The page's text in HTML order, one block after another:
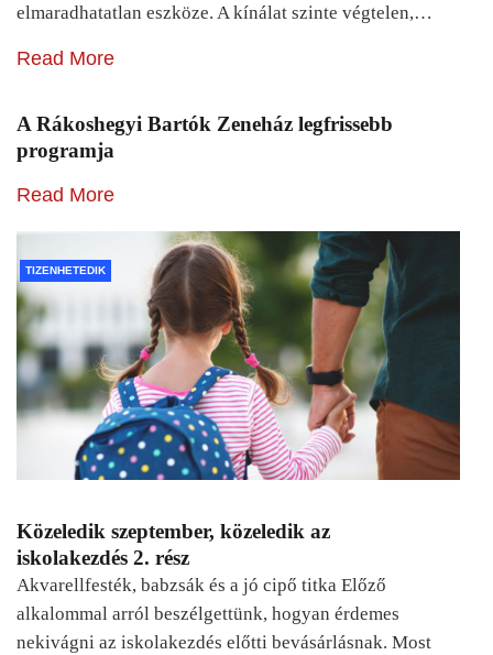
elmaradhatatlan eszköze. A kínálat szinte végtelen,…
Read More
A Rákoshegyi Bartók Zeneház legfrissebb
programja
Read More
TIZENHETEDIK
Közeledik szeptember, közeledik az
iskolakezdés 2. rész
Akvarellfesték, babzsák és a jó cipő titka Előző
alkalommal arról beszélgettünk, hogyan érdemes
nekivágni az iskolakezdés előtti bevásárlásnak. Most